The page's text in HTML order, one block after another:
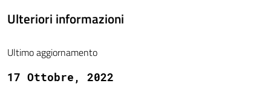
Ulteriori informazioni
Ultimo aggiornamento
17 Ottobre, 2022